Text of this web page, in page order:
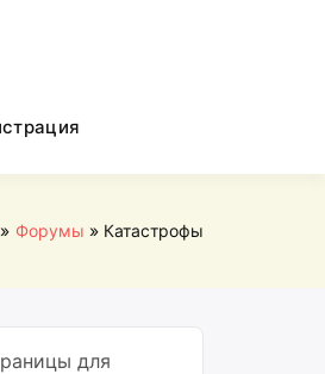
Форумы Катастрофы
для